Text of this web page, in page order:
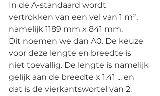
In de A-standaard wordt
vertrokken van een vel van 1 m²,
namelijk 1189 mm x 841 mm.
Dit noemen we dan A0. De keuze
voor deze lengte en breedte is
niet toevallig. De lengte is namelijk
gelijk aan de breedte x 1,41 ... en
dat is de vierkantswortel van 2.